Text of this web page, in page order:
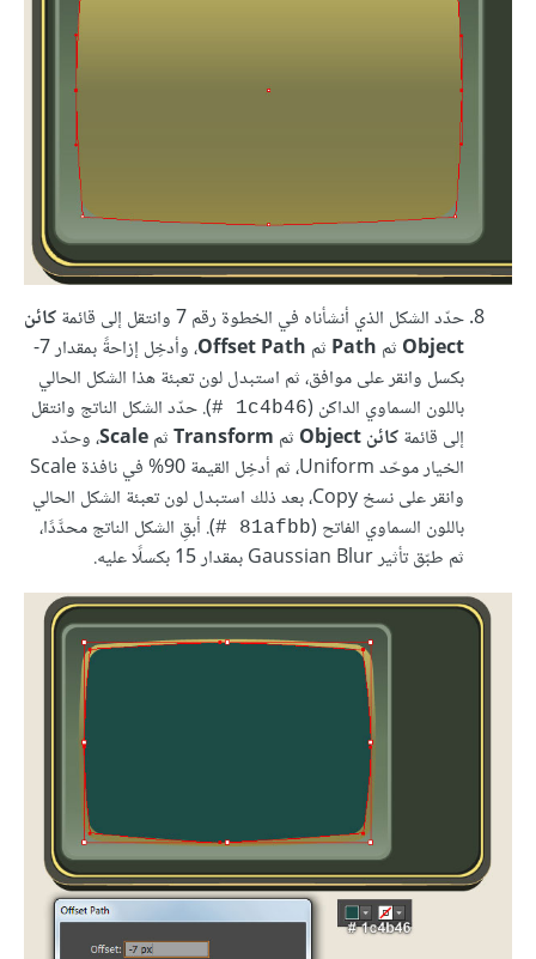
حدّد الشكل الذي أنشأناه في الخطوة رقم 7 وانتقل إلى قائمة
كائن
Object ثم Path ثم Offset Path
، وأدخِل إزاحةً بمقدار ‎-7
بكسل وانقر على موافق، ثم استبدل لون تعبئة هذا الشكل الحالي
باللون السماوي الداكن (‎# 1c4b46). حدّد الشكل الناتج وانتقل
إلى قائمةكائن Object ثم TransformثمScale، وحدّد
الخيار موحّد Uniform، ثم أدخِل القيمة 90% في نافذة Scale
وانقر على نسخ Copy، بعد ذلك استبدل لون تعبئة الشكل الحالي
باللون السماوي الفاتح (‎# 81afbb). أبقِ الشكل الناتج محدَّدًا،
ثم طبّق تأثير Gaussian Blur بمقدار 15 بكسلًا عليه.